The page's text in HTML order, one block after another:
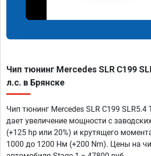
Чип тюнинг Mercedes SLR C199
л.с. в Брянске
Чип тюнинг Mercedes SLR C199 SLR5.4
дает увеличение мощности с
(+125 hp или 20%) и крутящего
1000 до 1200 Нм (+200 Nm). Цены на